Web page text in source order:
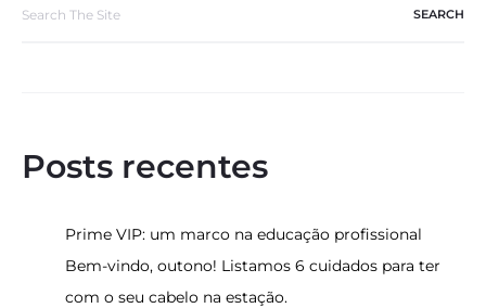
Posts recentes
Prime VIP: um marco na educação profissional
Bem-vindo, outono! Listamos 6 cuidados para ter
com o seu cabelo na estação.